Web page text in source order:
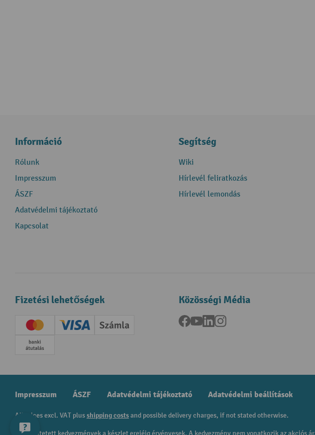
Információ
Rólunk
Impresszum
ÁSZF
Adatvédelmi tájékoztató
Kapcsolat
Segítség
Wiki
Hírlevél feliratkozás
Hírlevél lemondás
Fizetési lehetőségek
Creditcard (Master)Creditcard (Visa)
Számla
Előrefizetés
Közösségi Média
Facebook
YouTubeLinkedInInstagram
Impresszum ÁSZF Adatvédelmi tájékoztató Adatvédelmi beállítások
All prices excl. VAT plusshipping costsand possible delivery charges, if not stated otherwise.
A feltüntetett kedvezmények a készlet erejéig érvényesek. A kedvezmény nem vonatkozik az akciós